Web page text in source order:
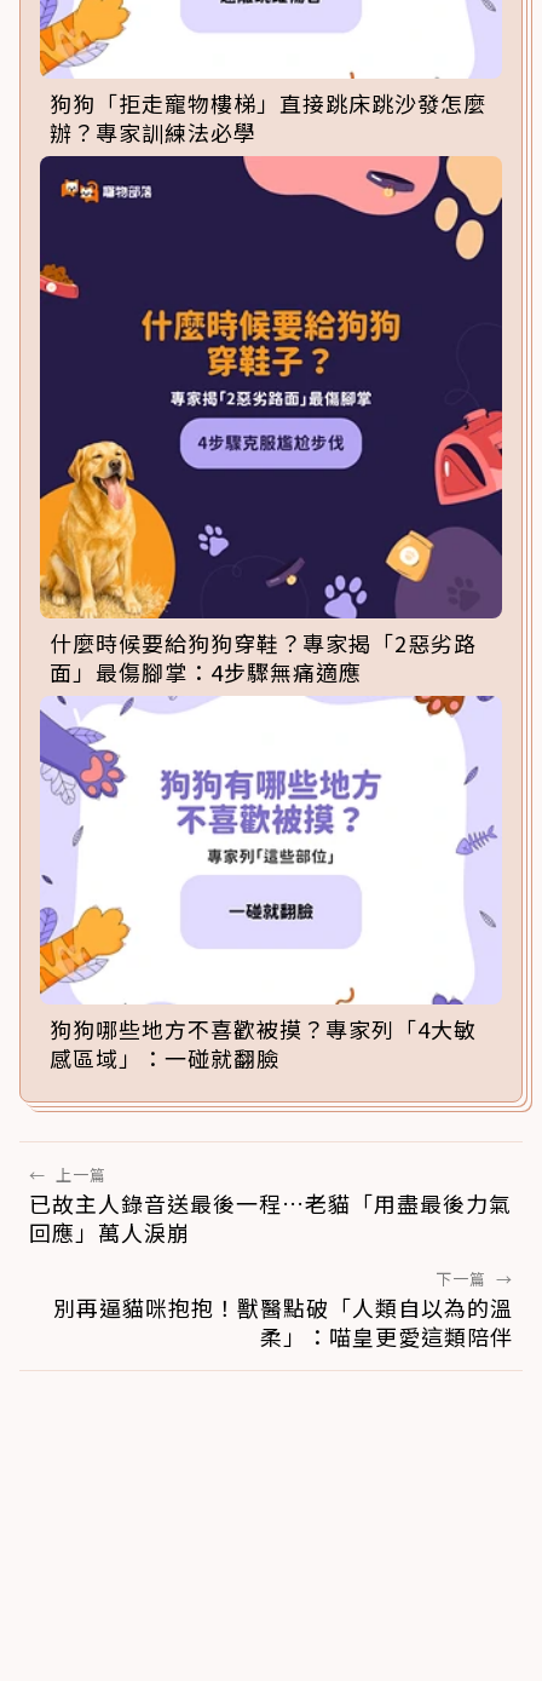
狗狗「拒走寵物樓梯」直接跳床跳沙發怎麼
辦？專家訓練法必學
什麼時候要給狗狗穿鞋？專家揭「2惡劣路
面」最傷腳掌：4步驟無痛適應
狗狗哪些地方不喜歡被摸？專家列「4大敏
感區域」：一碰就翻臉
← 上一篇
已故主人錄音送最後一程…老貓「用盡最後力氣
回應」萬人淚崩
下一篇 →
別再逼貓咪抱抱！獸醫點破「人類自以為的溫
柔」：喵皇更愛這類陪伴